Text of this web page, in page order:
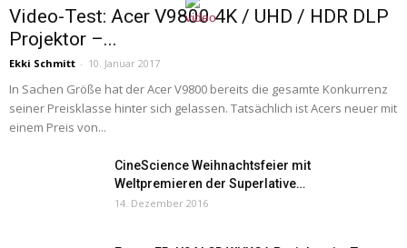
Video-Test: Acer V9800 4K / UHD / HDR DLP
Projektor –...
Ekki Schmitt - 10. Januar 2017
In Sachen Größe hat der Acer V9800 bereits die gesamte Konkurrenz
seiner Preisklasse hinter sich gelassen. Tatsächlich ist Acers neuer mit
einem Preis von...
CineScience Weihnachtsfeier mit
Weltpremieren der Superlative…
14. Dezember 2016